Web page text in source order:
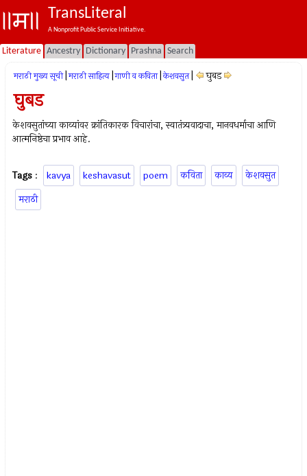
TransLiteral
A Nonprofit Public Service Initiative.
Literature Ancestry Dictionary Prashna Search
मराठी मुख्य सूची मराठी साहित्य गाणी व कविता केशवसुत घुबड
घुबड
केशवसुतांच्या काव्यांवर क्रांतिकारक विचारांचा, स्वातंत्र्यवादाचा, मानवधर्माचा आणि
आत्मनिष्ठेचा प्रभाव आहे.
Tags : kavya keshavasut poem कविता काव्य
केशवसुत
मराठी